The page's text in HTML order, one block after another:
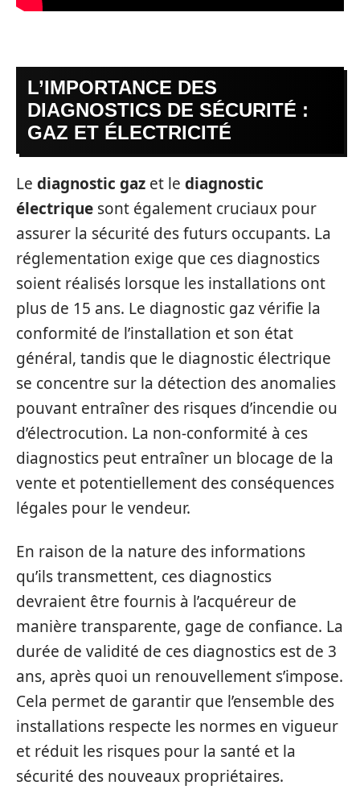
L’IMPORTANCE DES
DIAGNOSTICS DE SÉCURITÉ :
GAZ ET ÉLECTRICITÉ
Le diagnostic gaz et le diagnostic
électrique sont également cruciaux pour
assurer la sécurité des futurs occupants. La
réglementation exige que ces diagnostics
soient réalisés lorsque les installations ont
plus de 15 ans. Le diagnostic gaz vérifie la
conformité de l’installation et son état
général, tandis que le diagnostic électrique
se concentre sur la détection des anomalies
pouvant entraîner des risques d’incendie ou
d’électrocution. La non-conformité à ces
diagnostics peut entraîner un blocage de la
vente et potentiellement des conséquences
légales pour le vendeur.
En raison de la nature des informations
qu’ils transmettent, ces diagnostics
devraient être fournis à l’acquéreur de
manière transparente, gage de confiance. La
durée de validité de ces diagnostics est de 3
ans, après quoi un renouvellement s’impose.
Cela permet de garantir que l’ensemble des
installations respecte les normes en vigueur
et réduit les risques pour la santé et la
sécurité des nouveaux propriétaires.